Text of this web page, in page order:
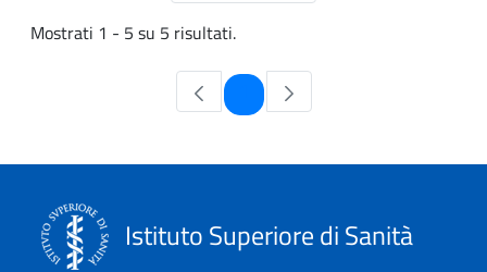
Mostrati 1 - 5 su 5 risultati.
Pagina
Istituto Superiore di Sanità